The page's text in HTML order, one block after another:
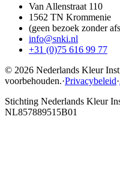
Van Allenstraat 110
1562 TN Krommenie
(geen bezoek zonder
info@snki.nl
+31 (0)75 616 99 77
© 2026 Nederlands Kleur
voorbehouden.·Privacybeleid·
Stichting Nederlands Kleur
NL857889515B01